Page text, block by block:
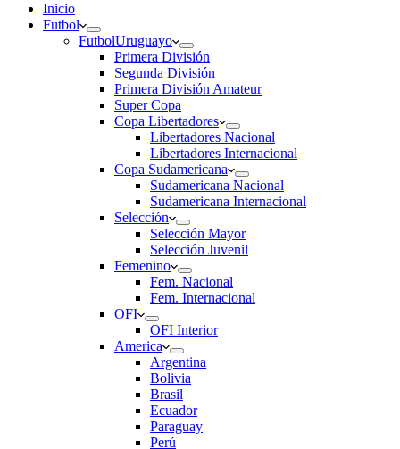
Inicio
Futbol
FutbolUruguayo
Primera División
Segunda División
Primera División Amateur
Super Copa
Copa Libertadores
Libertadores Nacional
Libertadores Internacional
Copa Sudamericana
Sudamericana Nacional
Sudamericana Internacional
Selección
Selección Mayor
Selección Juvenil
Femenino
Fem. Nacional
Fem. Internacional
OFI
OFI Interior
America
Argentina
Bolivia
Brasil
Ecuador
Paraguay
Perú